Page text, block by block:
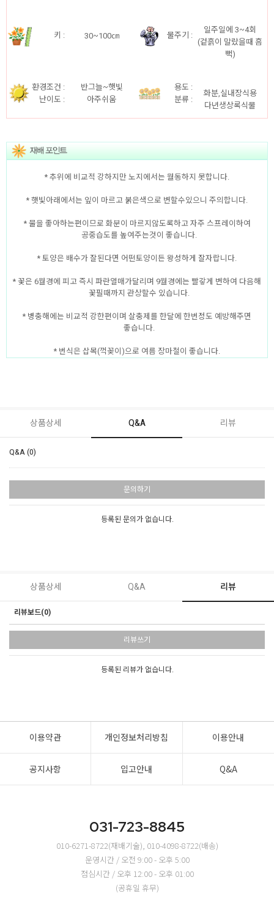
키 : 30~100㎝ 물주기 :
일주일에 3~4회
(겉흙이 말랐을때 흠
뻑)
환경조건 :
난이도 :
반그늘~햇빛
아주쉬움
용도 :
분류 :
화분,실내장식용
다년생상록식물
* 추위에 비교적 강하지만 노지에서는 월동하지 못합니다.
* 햇빛아래에서는 잎이 마르고 붉은색으로 변할수있으니 주의합니다.
* 물을 좋아하는편이므로 화분이 마르지않도록하고 자주 스프레이하여
공중습도를 높여주는것이 좋습니다.
* 토양은 배수가 잘된다면 어떤토양이든 왕성하게 잘자랍니다.
* 꽃은 6월경에 피고 즉시 파란열매가달리며 9월경에는 빨갛게 변하여 다음해
꽃필때까지 관상할수 있습니다.
* 병충해에는 비교적 강한편이며 살충제를 한달에 한번정도 예방해주면
좋습니다.
* 번식은 삽목(꺽꽂이)으로 여름 장마철이 좋습니다.
상품상세 Q&A 리뷰
Q&A (0)
문의하기
등록된 문의가 없습니다.
상품상세 Q&A 리뷰
리뷰보드(0)
리뷰쓰기
등록된 리뷰가 없습니다.
이용약관 개인정보처리방침 이용안내
공지사항 입고안내 Q&A
031-723-8845
010-6271-8722(재배기술), 010-4098-8722(배송)
운영시간 / 오전 9:00 - 오후 5:00
점심시간 / 오후 12:00 - 오후 01:00
(공휴일 휴무)